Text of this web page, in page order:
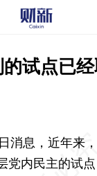
试点已
消息，近年来
党内民主的试点